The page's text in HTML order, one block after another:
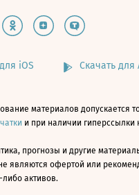
iOS Скачать для
материалов допускается
и при наличии гиперссылки
прогнозы и другие
являются офертой или
активов.